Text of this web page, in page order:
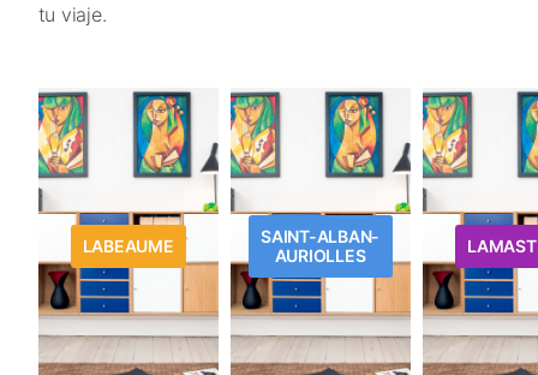
tu viaje.
LABEAUME
SAINT-ALBAN-
AURIOLLES